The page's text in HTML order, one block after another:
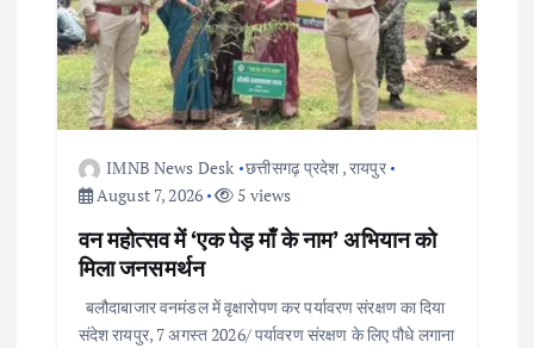
o
n
IMNB News Desk छत्तीसगढ़ प्रदेश ,रायपुर
August 7, 2026
5 views
वन महोत्सव में ‘एक पेड़ माँ के नाम’ अभियान को
मिला जनसमर्थन
बलौदाबाजार वनमंडल में वृक्षारोपण कर पर्यावरण संरक्षण का दिया
संदेश रायपुर, 7 अगस्त 2026/ पर्यावरण संरक्षण के लिए पौधे लगाना